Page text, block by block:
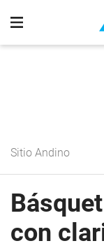
Sitio Andino
con